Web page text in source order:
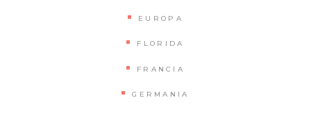
EUROPA
FLORIDA
FRANCIA
GERMANIA